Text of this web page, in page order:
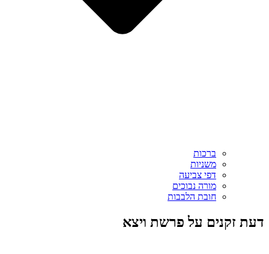
ברכות
משניות
דפי צביעה
מורה נבוכים
חובת הלבבות
דעת זקנים על פרשת ויצא